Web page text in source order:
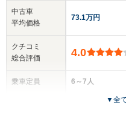
中古車
平均価格
クチコミ
総合評価
乗車定員
73.1万円
4.0
6～7人
▼全